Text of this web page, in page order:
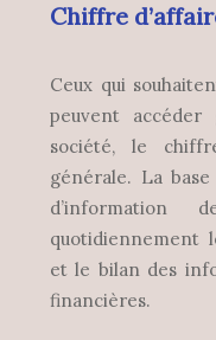
Chiffre
Ceux qui
peuvent
société, le
générale. La
quotidiennement
et le bilan des
financières.